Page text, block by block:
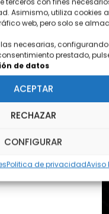
Asimismo, utiliza cookies
web, pero solo se
necesarias,
prestado,
de datos
ACEPTAR
RECHAZAR
CONFIGURAR
Politica de privacidadAviso